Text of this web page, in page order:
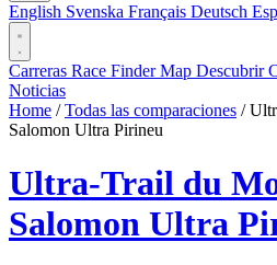
English Svenska Français Deutsch
Carreras Race FinderMap Descubrir
Noticias
Home / Todas las comparaciones /
Salomon Ultra Pirineu
Ultra-Trail du
Salomon Ultra